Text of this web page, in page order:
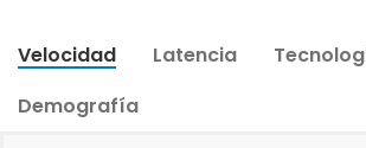
Velocidad Latencia
Demografía